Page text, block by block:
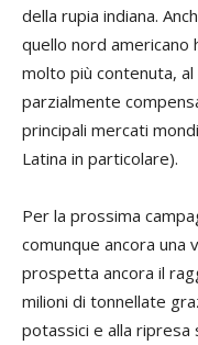
della rupia indiana.
quello nord americano
molto più contenuta,
parzialmente
principali mercati
Latina in particolare).
Per la prossima
comunque ancora una
prospetta ancora il
milioni di tonnellate
potassici e alla ripresa